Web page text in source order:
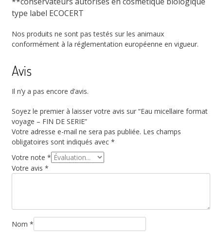
type label ECOCERT
Nos produits ne sont pas testés sur les animaux
conformément à la réglementation européenne en vigueur.
Avis
Il n’y a pas encore d’avis.
Soyez le premier à laisser votre avis sur “Eau micellaire format
voyage – FIN DE SERIE”
Votre adresse e-mail ne sera pas publiée. Les champs
obligatoires sont indiqués avec*
Votre note*
Votre avis*
Nom*